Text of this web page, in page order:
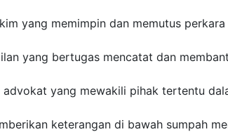
yang memimpin dan memutus
yang bertugas mencatat dan
advokat yang mewakili pihak tertentu
keterangan di bawah sumpah